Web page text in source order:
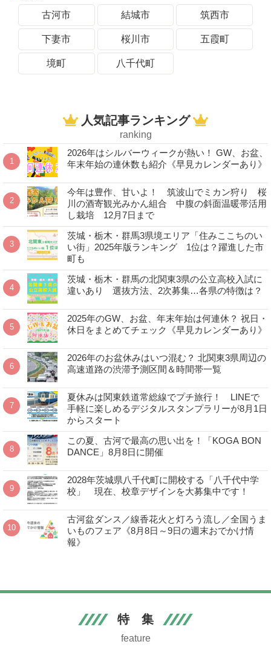
古河市
結城市 筑西市
下妻市 桜川市 五霞町
境町 八千代町
人気記事ランキング
ranking
2026年はシルバーウィークが熱い！ GW、お盆、
年末年始の連休数も紹介《早見カレンダーあり》
今年は豊作、甘いよ！ 筑波山でミカン狩り 桜
川の酒寄観光みかん組合 中腹の斜面温暖帯活用
し栽培 12月7日まで
茨城・栃木・群馬3県境エリア「住みここちのい
い街」2025年版ランキング 1位は？躍進した市
町も
茨城・栃木・群馬の北関東3県の公立高校入試に
違いあり 選抜方法、2次募集…各県の特徴は？
2025年のGW、お盆、年末年始は何連休？ 祝日・
休日をまとめてチェック《早見カレンダーあり》
2026年のお盆休みはいつ混む？ 北関東3県周辺の
高速道路の渋滞予測区間＆時間帯一覧
夏休みは関東鉄道常総線でプチ旅行！ LINEで
手軽に楽しめるデジタルスタンプラリーが8月1日
からスタート
この夏、古河で最高の思い出を！「KOGA BON
DANCE」8月8日に開催
2028年茨城県八千代町に開校する「八千代中学
校」 現在、校章デザインを大募集中です！
古河盆ダンス／線香花火と灯ろう流し／全国うま
いものフェア《8月8日～9日の週末おでかけ情
報》
特 集
feature